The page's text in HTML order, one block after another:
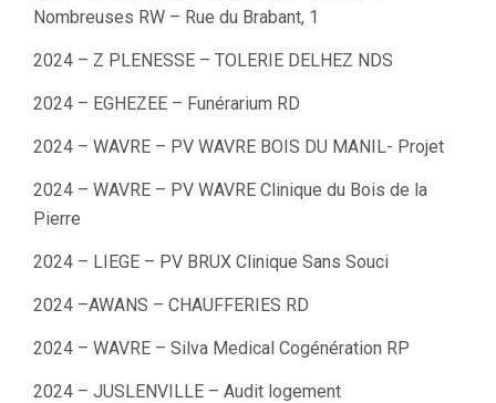
Nombreuses RW – Rue du Brabant, 1
2024 – Z PLENESSE – TOLERIE DELHEZ NDS
2024 – EGHEZEE – Funérarium RD
2024 – WAVRE – PV WAVRE BOIS DU MANIL- Projet
2024 – WAVRE – PV WAVRE Clinique du Bois de la
Pierre
2024 – LIEGE – PV BRUX Clinique Sans Souci
2024 –AWANS – CHAUFFERIES RD
2024 – WAVRE – Silva Medical Cogénération RP
2024 – JUSLENVILLE – Audit logement